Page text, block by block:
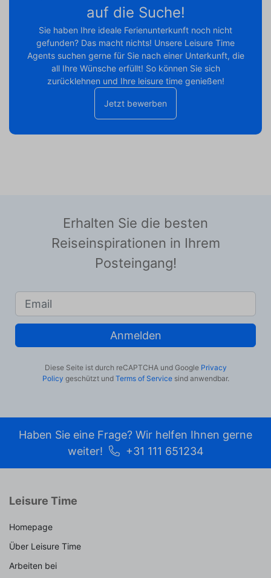
auf die Suche!
Sie haben Ihre ideale Ferienunterkunft noch nicht
gefunden? Das macht nichts! Unsere Leisure Time
Agents suchen gerne für Sie nach einer Unterkunft, die
all Ihre Wünsche erfüllt! So können Sie sich
zurücklehnen und Ihre leisure time genießen!
Jetzt bewerben
Erhalten Sie die besten
Reiseinspirationen in Ihrem
Posteingang!
Anmelden
Diese Seite ist durch reCAPTCHA und Google Privacy
Policy geschützt und Terms of Servicesind anwendbar.
Haben Sie eine Frage? Wir helfen Ihnen gerne
weiter!
+31 111 651234
Leisure Time
Homepage
Über Leisure Time
Arbeiten bei